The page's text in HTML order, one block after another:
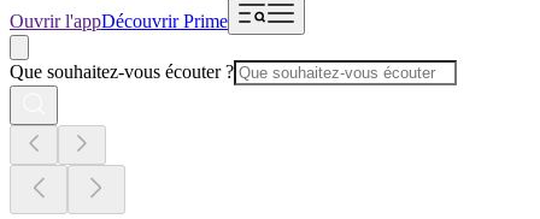
Ouvrir l'appDécouvrir Prime
Que souhaitez-vous écouter ?